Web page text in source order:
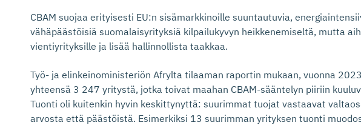
CBAM suojaa erityisesti EU:n sisämarkkinoille suuntautuvia,
vähäpäästöisiä suomalaisyrityksiä kilpailukyvyn heikkenemiseltä, mutta
vientiyrityksille ja lisää hallinnollista taakkaa.
Työ- ja elinkeinoministeriön Afrylta tilaaman raportin mukaan, vuonna
yhteensä 3 247 yritystä, jotka toivat maahan CBAM-sääntelyn piiriin
Tuonti oli kuitenkin hyvin keskittynyttä: suurimmat tuojat vastaavat
arvosta että päästöistä. Esimerkiksi 13 suurimman yrityksen tuonti